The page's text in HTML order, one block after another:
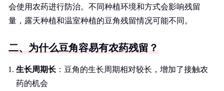
会使用农药进行防治。不同种植环境和方式会影响残留
量，露天种植和温室种植的豆角残留情况可能不同。
二、为什么豆角容易有农药残留？
生长周期长 ：豆角的生长周期相对较长，增加了接触农
药的机会